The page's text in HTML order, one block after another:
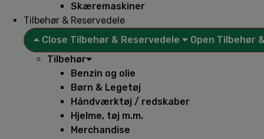
Skæremaskiner
Tilbehør & Reservedele
Close Tilbehør & Reservedele
Open Tilbehør
Tilbehør
Benzin og olie
Børn & Legetøj
Håndværktøj / redskaber
Hjelme, tøj m.m.
Merchandise